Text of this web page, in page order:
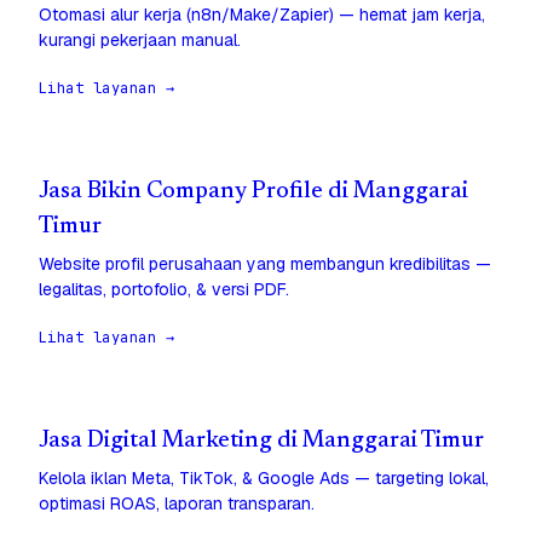
Otomasi alur kerja (n8n/Make/Zapier) — hemat jam kerja,
kurangi pekerjaan manual.
Lihat layanan →
Jasa Bikin Company Profile di Manggarai
Timur
Website profil perusahaan yang membangun kredibilitas —
legalitas, portofolio, & versi PDF.
Lihat layanan →
Jasa Digital Marketing di Manggarai Timur
Kelola iklan Meta, TikTok, & Google Ads — targeting lokal,
optimasi ROAS, laporan transparan.